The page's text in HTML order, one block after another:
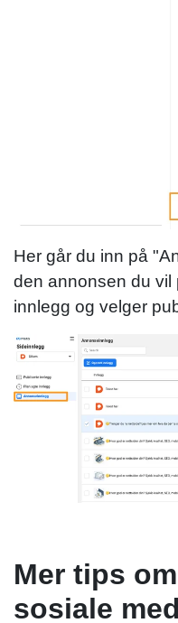
Her går du inn på
den annonsen du vil
innlegg og velger
Mer tips
sosiale